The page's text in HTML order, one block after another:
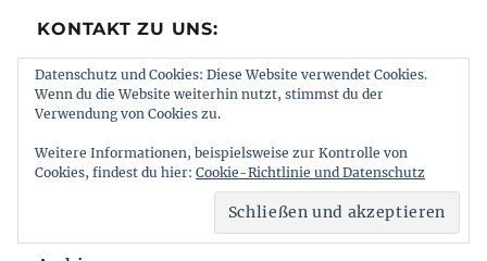
KONTAKT ZU UNS:
webmaster [ at ] berliner-verkehr.de
NEUIGKEITEN NACH TAG
Datenschutz und Cookies: Diese Website verwendet Cookies.
Wenn du die Website weiterhin nutzt, stimmst du der
Verwendung von Cookies zu.
Weitere Informationen, beispielsweise zur Kontrolle von
Cookies, findest du hier: Cookie-Richtlinie und Datenschutz